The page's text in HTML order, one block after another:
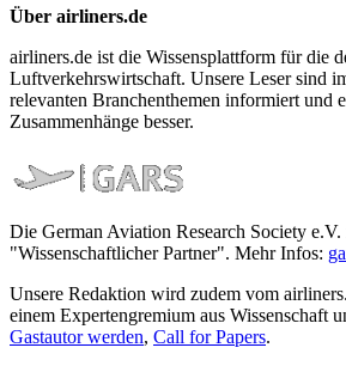
Über airliners.de
airliners.de ist die Wissensplattform für die
Luftverkehrswirtschaft. Unsere Leser sind
relevanten Branchenthemen informiert und
Zusammenhänge besser.
Die German Aviation Research Society e.V.
"Wissenschaftlicher Partner". Mehr Infos:
Unsere Redaktion wird zudem vom
einem Expertengremium aus Wissenschaft
Gastautor werden, Call for Papers.